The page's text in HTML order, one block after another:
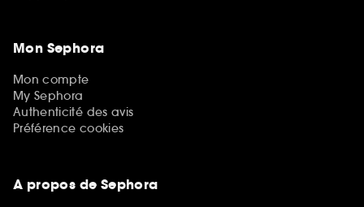
Mon Sephora
Mon compte
My Sephora
Authenticité des avis
Préférence cookies
A propos de Sephora